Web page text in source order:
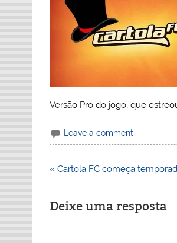
Versão Pro do jogo, que
Leave a comment
Navegação
« Cartola FC começa
Deixe uma resposta